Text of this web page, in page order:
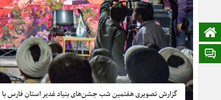
صفحه نخست
ایتا
گزارش تصویری هفتمین شب جشن‌های بنیاد غدیر استان فارس